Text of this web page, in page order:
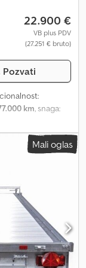
i zamena svih
su bez
i promenama.
22.900 €
VB plus PDV
(27.251 € bruto)
Pozvati
km, snaga:
kg, maksimalna
inspekcija
elektronski
vitlo, klima
servo
računar,
sa
marke Foima 1.
TÜV/AU!!! !!!
Mali oglas